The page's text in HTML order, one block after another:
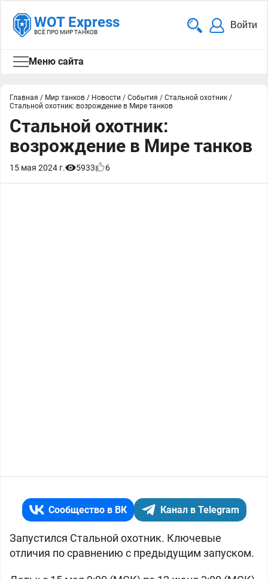
WOT Express
ВСЁ ПРО МИР ТАНКОВ
Войти
Меню сайта
Главная / Мир танков / Новости / События / Стальной охотник /
Стальной охотник: возрождение в Мире танков
Стальной охотник:
возрождение в Мире танков
15 мая 2024 г. 5933 6
Сообщество в ВК Канал в Telegram
Запустился Стальной охотник. Ключевые
отличия по сравнению с предыдущим запуском.